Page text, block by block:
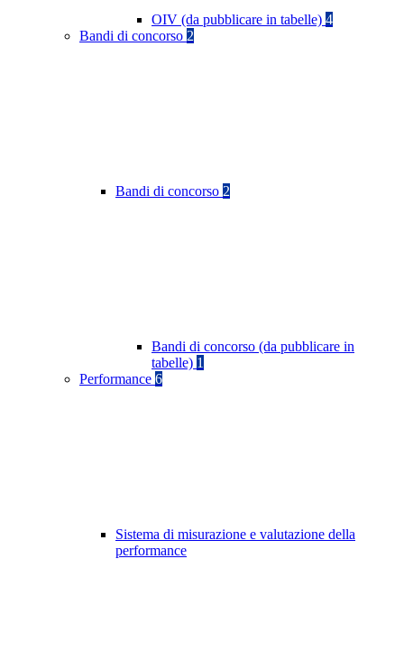
OIV (da pubblicare in tabelle) 4
Bandi di concorso 2
Bandi di concorso 2
Bandi di concorso (da pubblicare in
tabelle) 1
Performance 6
Sistema di misurazione e valutazione della
performance